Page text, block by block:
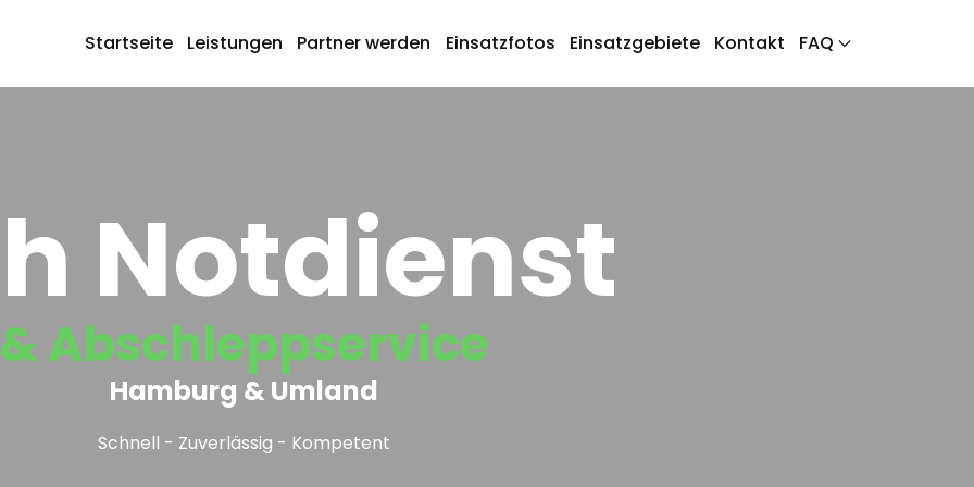
Startseite Leistungen Partner werden Einsatzfotos Einsatzgebiete Kontakt FAQ
Notdienst
Abschleppservice
Hamburg & Umland
Schnell - Zuverlässig - Kompetent